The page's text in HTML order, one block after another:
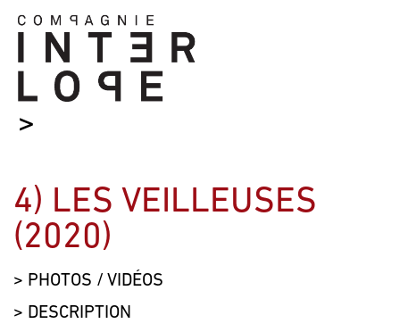
>
4) LES VEILLEUSES
(2020)
> PHOTOS / VIDÉOS
> DESCRIPTION